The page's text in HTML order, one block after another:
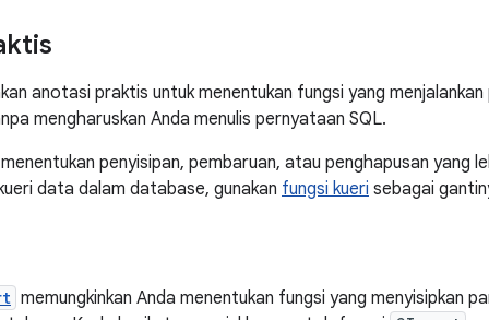
anotasi praktis untuk menentukan fungsi yang
mengharuskan Anda menulis pernyataan SQL.
penyisipan, pembaruan, atau penghapusan yang
data dalam database, gunakan fungsi kueri sebagai
memungkinkan Anda menentukan fungsi yang menyisipkan